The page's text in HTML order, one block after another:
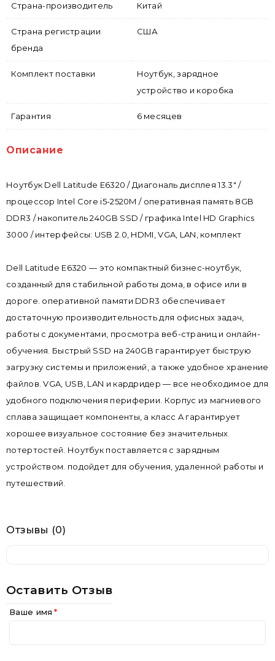
Страна-производитель Китай
Страна регистрации
бренда
США
Комплект поставки
Ноутбук, зарядное
устройство и коробка
Гарантия 6 месяцев
Описание
Ноутбук Dell Latitude E6320 / Диагональ дисплея 13.3" /
процессор Intel Core i5-2520M / оперативная память 8GB
DDR3 / накопитель 240GB SSD / графика Intel HD Graphics
3000 / интерфейсы: USB 2.0, HDMI, VGA, LAN, комплект
Dell Latitude E6320 — это компактный бизнес-ноутбук,
созданный для стабильной работы дома, в офисе или в
дороге. оперативной памяти DDR3 обеспечивает
достаточную производительность для офисных задач,
работы с документами, просмотра веб-страниц и онлайн-
обучения. Быстрый SSD на 240GB гарантирует быструю
загрузку системы и приложений, а также удобное хранение
файлов. VGA, USB, LAN и кардридер — все необходимое для
удобного подключения периферии. Корпус из магниевого
сплава защищает компоненты, а класс A гарантирует
хорошее визуальное состояние без значительных
потертостей. Ноутбук поставляется с зарядным
устройством. подойдет для обучения, удаленной работы и
путешествий.
Отзывы (0)
Оставить Отзыв
Ваше имя